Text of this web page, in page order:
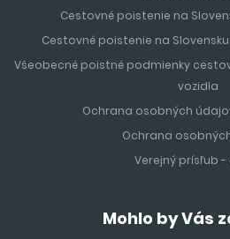
Cestovné poistenie na
Cestovné poistenie na
Všeobecné poistné podmienky
vozidla
Ochrana osobných
Ochrana
Verejný prísľub -
Mohlo by Vás